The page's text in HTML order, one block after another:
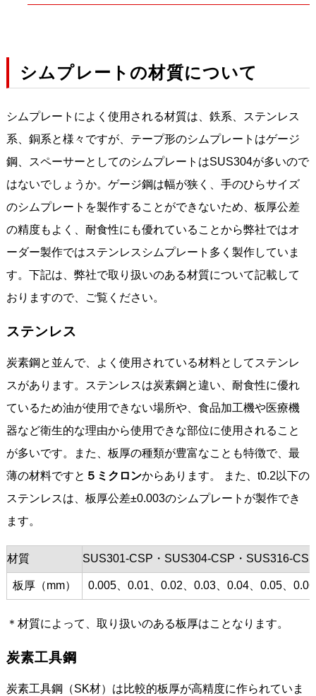
シムプレートの材質について
シムプレートによく使用される材質は、鉄系、ステンレス
系、銅系と様々ですが、テープ形のシムプレートはゲージ
鋼、スペーサーとしてのシムプレートはSUS304が多いので
はないでしょうか。ゲージ鋼は幅が狭く、手のひらサイズ
のシムプレートを製作することができないため、板厚公差
の精度もよく、耐食性にも優れていることから弊社ではオ
ーダー製作ではステンレスシムプレート多く製作していま
す。下記は、弊社で取り扱いのある材質について記載して
おりますので、ご覧ください。
ステンレス
炭素鋼と並んで、よく使用されている材料としてステンレ
スがあります。ステンレスは炭素鋼と違い、耐食性に優れ
ているため油が使用できない場所や、食品加工機や医療機
器など衛生的な理由から使用できな部位に使用されること
が多いです。また、板厚の種類が豊富なことも特徴で、最
薄の材料ですと ５ミクロンからあります。 また、t0.2以下の
ステンレスは、板厚公差±0.003のシムプレートが製作でき
ます。
材質 SUS301-CSP・SUS304-CSP・SUS316-
板厚（mm） 0.005、0.01、0.02、0.03、0.04、0.05、
＊材質によって、取り扱いのある板厚はことなります。
炭素工具鋼
炭素工具鋼（SK材）は比較的板厚が高精度に作られていま